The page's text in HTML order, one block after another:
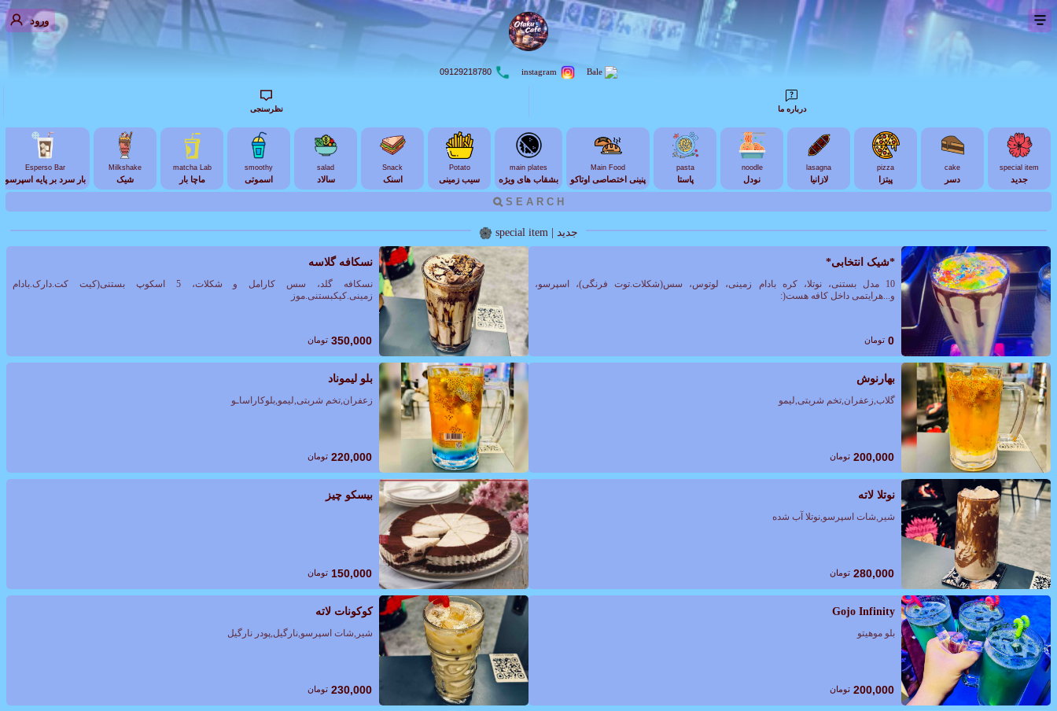
ورود
درباره ما نظرسنجی
special item
جدید
cake
دسر
pizza
پیتزا
lasagna
لازانیا
noodle
نودل
pasta
پاستا
Main Food
پنینی اختصاصی اوتاکو
main plates
بشقاب های ویژه
Potato
سیب زمینی
Snack
اسنک
salad
سالاد
smoothy
اسموتی
matcha Lab
ماچا بار
Milkshake
شیک
Esperso Bar
بار سرد بر پایه اسپرسو
جدید | special item
*شیک انتخابی*
10 مدل بستنی، نوتلا، کره بادام زمینی، لوتوس، سس(شکلات.توت فرنگی)، اسپرسو،
و...هرایتمی داخل کافه هست(:
0 تومان
نسکافه گلاسه
نسکافه گلد، سس کارامل و شکلات، 5 اسکوپ بستنی(کیت کت.دارک.بادام
زمینی.کیکبستنی.موز
350,000 تومان
بهارنوش
گلاب,زعفران,تخم شربتی,لیمو
200,000 تومان
بلو لیموناد
زعفران,تخم شربتی,لیمو,بلوکاراساـو
220,000 تومان
نوتلا لاته
شیر,شات اسپرسو,نوتلا آب شده
280,000 تومان
بیسکو چیز
150,000 تومان
Gojo Infinity
بلو موهیتو
200,000 تومان
کوکونات لاته
شیر,شات اسپرسو,نارگیل,پودر نارگیل
230,000 تومان